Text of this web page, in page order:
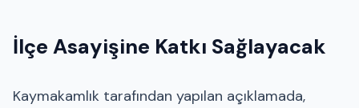
İlçe Asayişine Katkı Sağlayacak
Kaymakamlık tarafından yapılan açıklamada,